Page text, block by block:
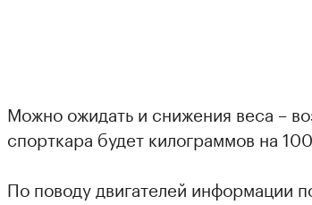
Можно ожидать и снижения веса –
спорткара будет килограммов на
По поводу двигателей информации